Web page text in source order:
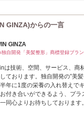
GINZA)からの一言
GINZA
独自開発「美髪整形」商標登録ブラ
は技術、空間、サービス、商
ております。独自開発の”美
年に1度の栄養の入れ替えで
付き合いができるよう、プ
同心よりお待ちしております